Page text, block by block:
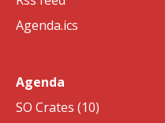
Agenda.ics
Agenda
SO Crates (10)